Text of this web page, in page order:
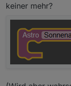
keiner mehr?